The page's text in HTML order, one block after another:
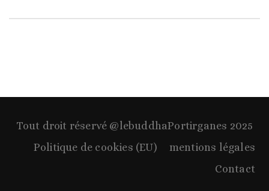
Tout droit réservé @lebuddhaPortirganes 2025
Politique de cookies (EU)
mentions légales
Contact